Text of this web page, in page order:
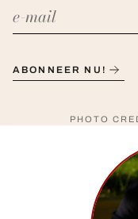
ABONNEER NU!
PHOTO